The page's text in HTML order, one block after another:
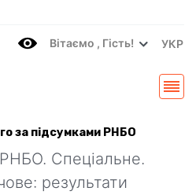
Вітаємo , Гість! УКР
за підсумками РНБО
РНБО. Спеціальне.
результати